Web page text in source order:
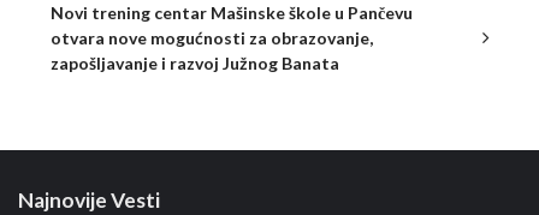
Novi trening centar Mašinske škole u Pančevu
otvara nove mogućnosti za obrazovanje,
zapošljavanje i razvoj Južnog Banata
Najnovije Vesti